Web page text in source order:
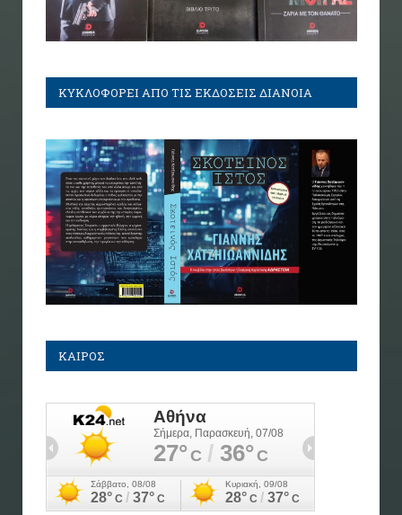
ΚΥΚΛΟΦΟΡΕΙ ΑΠΟ ΤΙΣ ΕΚΔΟΣΕΙΣ ΔΙΑΝΟΙΑ
ΚΑΙΡΟΣ